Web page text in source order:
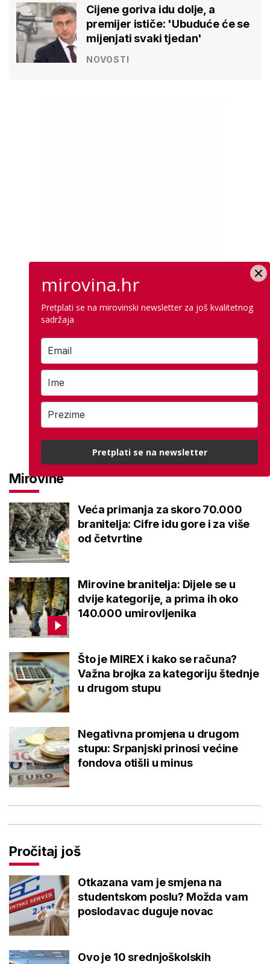
Cijene goriva idu dolje, a
premijer ističe: 'Ubuduće će se
mijenjati svaki tjedan'
NOVOSTI
Mirovine
Veća primanja za skoro 70.000
branitelja: Cifre idu gore i za više
od četvrtine
Mirovine branitelja: Dijele se u
dvije kategorije, a prima ih oko
140.000 umirovljenika
Što je MIREX i kako se računa?
Važna brojka za kategoriju štednje
u drugom stupu
Negativna promjena u drugom
stupu: Srpanjski prinosi većine
fondova otišli u minus
Pročitaj još
Otkazana vam je smjena na
studentskom poslu? Možda vam
poslodavac duguje novac
Ovo je 10 srednjoškolskih
mirovina.hr
Pretplati se na mirovinski newsletter za još kvalitetnog
sadržaja
Pretplati se na newsletter